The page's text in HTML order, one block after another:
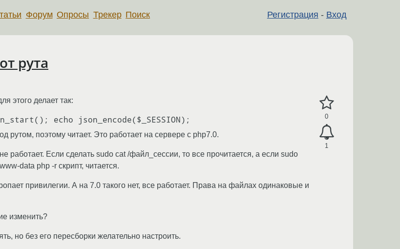
Регистрация - Вход
Форум Опросы Трекер Поиск
рута
0
1
этого делает так:
поэтому читает. Это работает на сервере с php7.0.
работает. Если сделать sudo cat /файл_сессии, то все прочитается, а если sudo
data php -r скрипт, читается.
привилегии. А на 7.0 такого нет, все работает. Права на файлах одинаковые и
изменить?
но без его пересборки желательно настроить.